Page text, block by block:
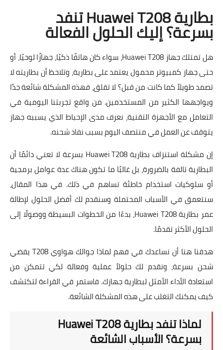
بطارية Huawei T208 تنفد
بسرعة؟ إليك الحلول الفعالة
هل تمتلك جهاز Huawei T208، سواء كان هاتفًا ذكيًا، جهازًا لوحيًا، أو
حتى جهاز كمبيوتر محمول يعتمد على بطارية، وتلاحظ أن بطاريته لا
تصمد طويلاً كما كانت من قبل؟ لا تقلق، فهذه المشكلة شائعة جدًا
ويواجهها الكثير من المستخدمين. من واقع تجربتنا اليومية في
التعامل مع الأجهزة التقنية، نعرف مدى الإحباط الذي يسببه جهاز
يتوقف عن العمل في منتصف اليوم بسبب نفاد شحنه.
إن مشكلة استنزاف بطارية Huawei T208 بسرعة لا تعني دائمًا أن
البطارية تالفة بالضرورة، بل غالبًا ما تكون هناك عدة عوامل برمجية
أو سلوكيات استخدام خاطئة تساهم في ذلك. في هذا المقال،
سنتعمق في الأسباب المحتملة وسنقدم لك أفضل الحلول لإطالة
عمر بطارية Huawei T208، بدءًا من الخطوات البسيطة ووصولًا إلى
الحلول الأكثر تقدمًا.
هدفنا هنا أن نساعدك في فهم لماذا جوالك هواوي T208 يفضي
شحن بسرعة، ونقدم لك حلولاً عملية وفعالة لكي تتمكن من
استعادة الأداء الأمثل لبطارية جهازك. فاستمر في القراءة لتكتشف
كيف يمكنك التغلب على هذه المشكلة الشائعة.
لماذا تنفد بطارية Huawei T208
بسرعة؟ الأسباب الشائعة